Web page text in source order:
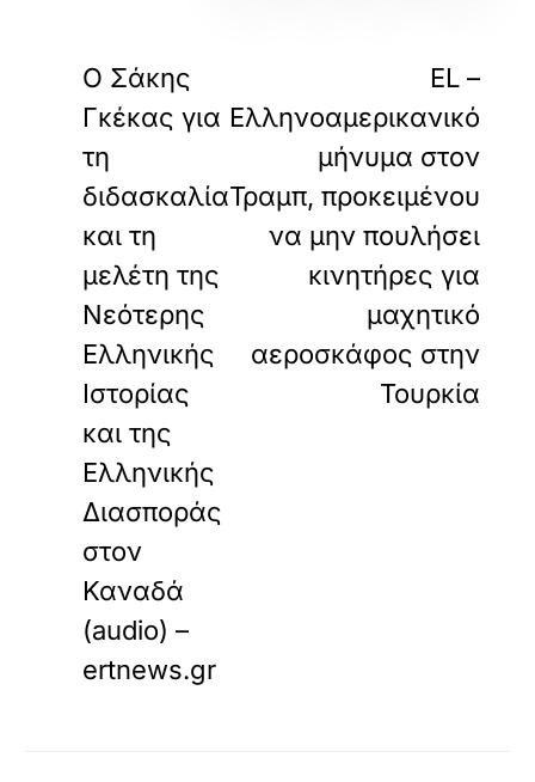
Ο Σάκης
Γκέκας για
τη
διδασκαλία
και τη
μελέτη της
Νεότερης
Ελληνικής
Ιστορίας
και της
Ελληνικής
Διασποράς
στον
Καναδά
(audio) –
ertnews.gr
EL –
Ελληνοαμερικανικό
μήνυμα στον
Τραμπ, προκειμένου
να μην πουλήσει
κινητήρες για
μαχητικό
αεροσκάφος στην
Τουρκία